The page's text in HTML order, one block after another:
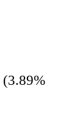
(3.89%